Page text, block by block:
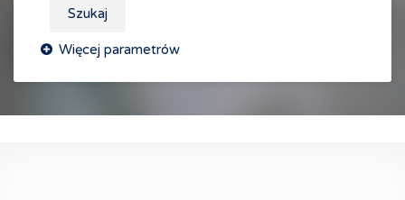
Szukaj